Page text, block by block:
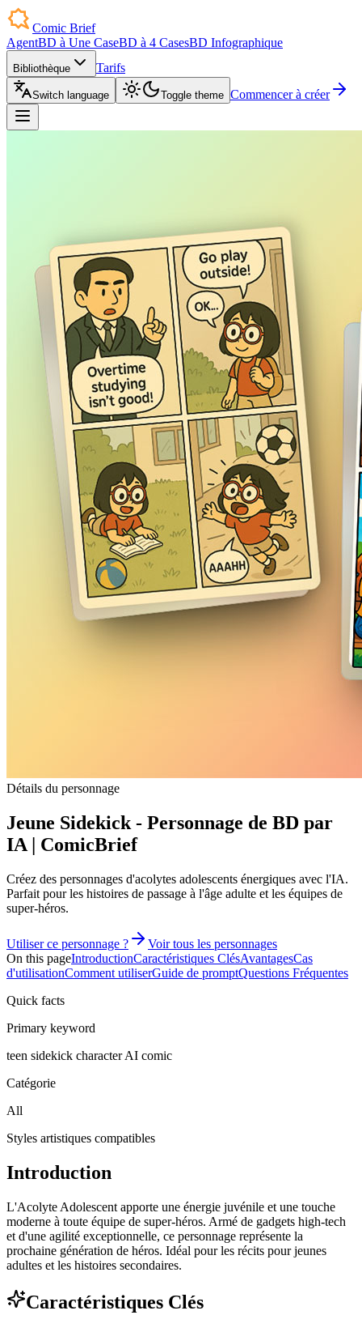
Comic Brief
AgentBD à Une CaseBD à 4 CasesBD Infographique
Bibliothèque Tarifs
Switch language Toggle theme Commencer à créer
Détails du personnage
Jeune Sidekick - Personnage de BD par
IA | ComicBrief
Créez des personnages d'acolytes adolescents énergiques avec l'IA.
Parfait pour les histoires de passage à l'âge adulte et les équipes de
super-héros.
Utiliser ce personnage ?
Voir tous les personnages
On this pageIntroductionCaractéristiques ClésAvantagesCas
d'utilisationComment utiliserGuide de promptQuestions Fréquentes
Quick facts
Primary keyword
teen sidekick character AI comic
Catégorie
All
Styles artistiques compatibles
Introduction
L'Acolyte Adolescent apporte une énergie juvénile et une touche
moderne à toute équipe de super-héros. Armé de gadgets high-tech
et d'une agilité exceptionnelle, ce personnage représente la
prochaine génération de héros. Idéal pour les récits pour jeunes
adultes et les histoires secondaires.
Caractéristiques Clés